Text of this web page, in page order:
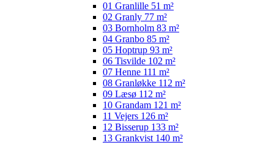
01 Granlille 51 m²
02 Granly 77 m²
03 Bornholm 83 m²
04 Granbo 85 m²
05 Hoptrup 93 m²
06 Tisvilde 102 m²
07 Henne 111 m²
08 Granløkke 112 m²
09 Læsø 112 m²
10 Grandam 121 m²
11 Vejers 126 m²
12 Bisserup 133 m²
13 Grankvist 140 m²